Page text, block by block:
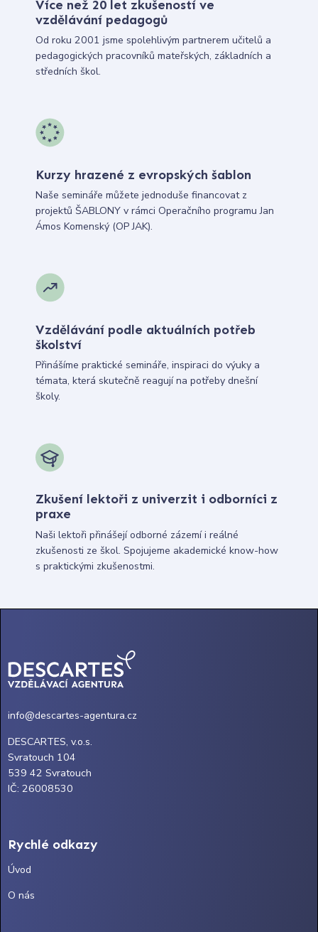
Více než 20 let zkušeností ve
vzdělávání pedagogů
Od roku 2001 jsme spolehlivým partnerem učitelů a
pedagogických pracovníků mateřských, základních a
středních škol.
Kurzy hrazené z evropských šablon
Naše semináře můžete jednoduše financovat z
projektů ŠABLONY v rámci Operačního programu Jan
Ámos Komenský (OP JAK).
Vzdělávání podle aktuálních potřeb
školství
Přinášíme praktické semináře, inspiraci do výuky a
témata, která skutečně reagují na potřeby dnešní
školy.
Zkušení lektoři z univerzit i odborníci z
praxe
Naši lektoři přinášejí odborné zázemí i reálné
zkušenosti ze škol. Spojujeme akademické know-how
s praktickými zkušenostmi.
info@descartes-agentura.cz
DESCARTES, v.o.s.
Svratouch 104
539 42 Svratouch
IČ: 26008530
Rychlé odkazy
Úvod
O nás